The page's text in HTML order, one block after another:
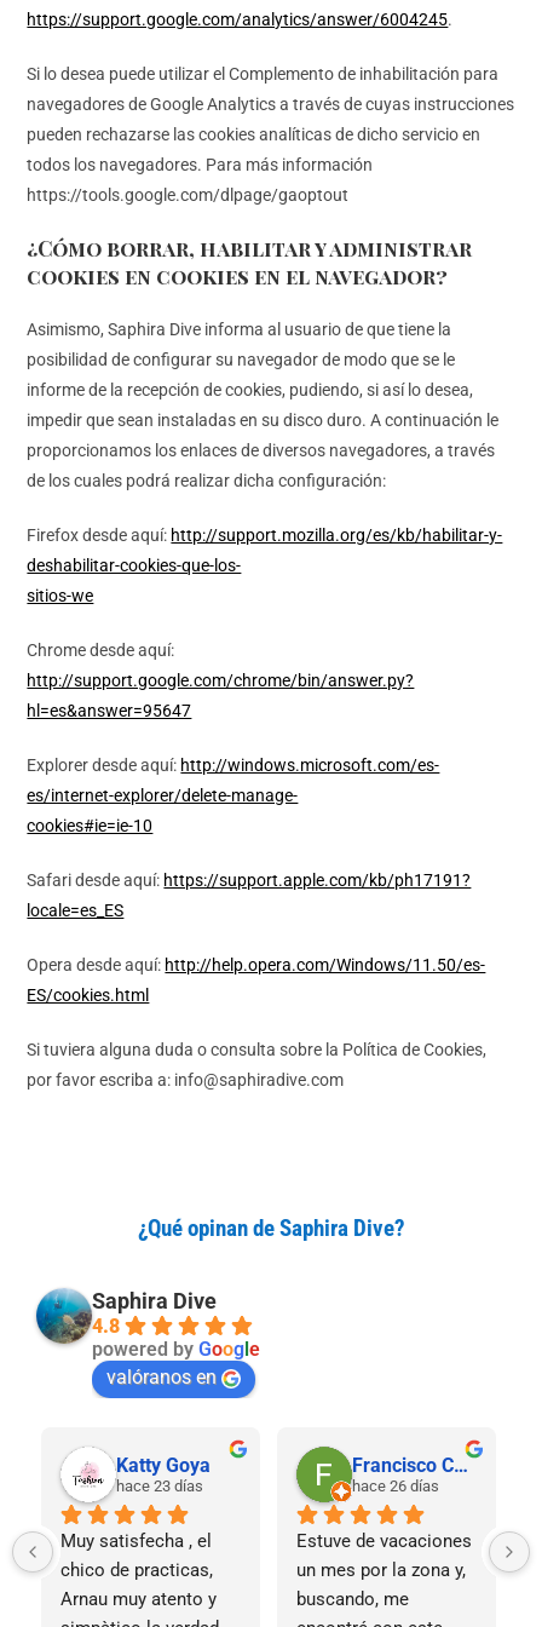
https://support.google.com/analytics/answer/6004245.
Si lo desea puede utilizar el Complemento de inhabilitación para
navegadores de Google Analytics a través de cuyas instrucciones
pueden rechazarse las cookies analíticas de dicho servicio en
todos los navegadores. Para más información
https://tools.google.com/dlpage/gaoptout
¿Cómo borrar, habilitar y administrar
cookies en cookies en el navegador?
Asimismo, Saphira Dive informa al usuario de que tiene la
posibilidad de configurar su navegador de modo que se le
informe de la recepción de cookies, pudiendo, si así lo desea,
impedir que sean instaladas en su disco duro. A continuación le
proporcionamos los enlaces de diversos navegadores, a través
de los cuales podrá realizar dicha configuración:
Firefox desde aquí: http://support.mozilla.org/es/kb/habilitar-y-
deshabilitar-cookies-que-los-
sitios-we
Chrome desde aquí:
http://support.google.com/chrome/bin/answer.py?
hl=es&answer=95647
Explorer desde aquí: http://windows.microsoft.com/es-
es/internet-explorer/delete-manage-
cookies#ie=ie-10
Safari desde aquí: https://support.apple.com/kb/ph17191?
locale=es_ES
Opera desde aquí: http://help.opera.com/Windows/11.50/es-
ES/cookies.html
Si tuviera alguna duda o consulta sobre la Política de Cookies,
por favor escriba a: info@saphiradive.com
¿Qué opinan de Saphira Dive?
Saphira Dive
4.8
powered by Goog e
valóranos en
el mes pasado
¿Que decir de Saphira
Dive? Es como la
segunda residencia en
Ariadna
el mes pasado
Experiencia muy
recomendada. Me he
quitado el Open Water